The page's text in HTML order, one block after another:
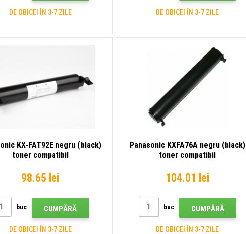
DE OBICEI ÎN 3-7 ZILE DE OBICEI ÎN 3-7 ZILE
KX-FAT92E negru (black)
toner compatibil
98.65 lei
buc CUMPĂRĂ
DE OBICEI ÎN 3-7 ZILE
Panasonic KXFA76A negru (black)
toner compatibil
104.01 lei
buc CUMPĂRĂ
DE OBICEI ÎN 3-7 ZILE